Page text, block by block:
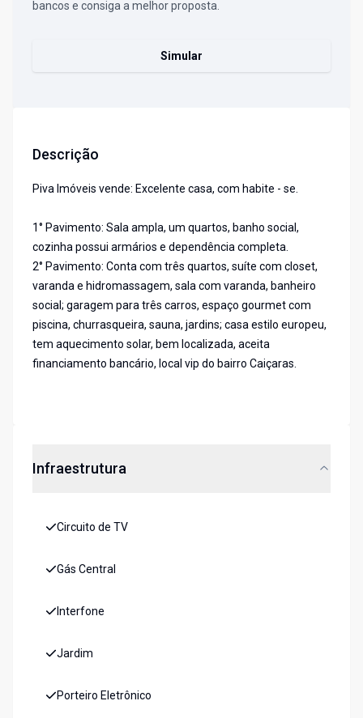
bancos e consiga a melhor proposta.
Simular
Descrição
Piva Imóveis vende: Excelente casa, com habite - se.
1° Pavimento: Sala ampla, um quartos, banho social,
cozinha possui armários e dependência completa.
2° Pavimento: Conta com três quartos, suíte com closet,
varanda e hidromassagem, sala com varanda, banheiro
social; garagem para três carros, espaço gourmet com
piscina, churrasqueira, sauna, jardins; casa estilo europeu,
tem aquecimento solar, bem localizada, aceita
financiamento bancário, local vip do bairro Caiçaras.
Infraestrutura
Circuito de TV
Gás Central
Interfone
Jardim
Porteiro Eletrônico